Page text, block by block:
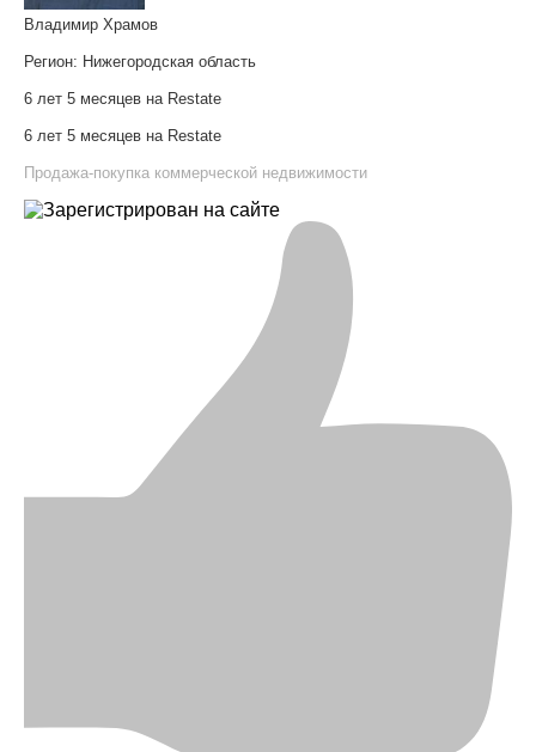
Владимир Храмов
Регион: Нижегородская область
6 лет 5 месяцев на Restate
6 лет 5 месяцев на Restate
Продажа-покупка коммерческой недвижимости